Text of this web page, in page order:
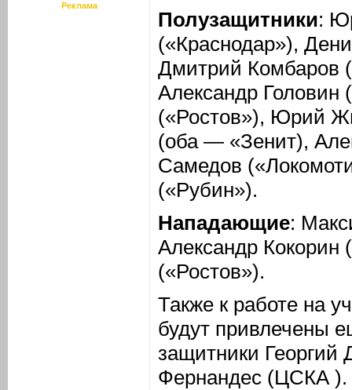
Реклама
Полузащитники:
(«Краснодар»),
Дмитрий Комбаров
Александр
(«Ростов»), Юрий
(оба — «Зенит),
Самедов
(«Рубин»).
Нападающие:
Александр
(«Ростов»).
Также к работе на
будут привлечены
защитники
Фернандес (ЦСКА ).